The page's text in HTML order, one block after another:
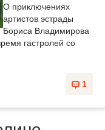
О приключениях
артистов эстрады
Бориса Владимирова
гастролей со
1